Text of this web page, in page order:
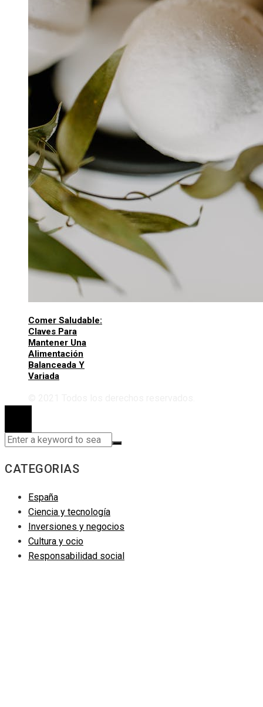
Comer Saludable:
Claves Para
Mantener Una
Alimentación
Balanceada Y
Variada
CATEGORIAS
España
Ciencia y tecnología
Inversiones y negocios
Cultura y ocio
Responsabilidad social